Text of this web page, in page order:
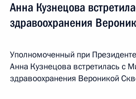
Анна Кузнецова
здравоохранения
Уполномоченный при
Анна Кузнецова встретилась с
здравоохранения Вероникой